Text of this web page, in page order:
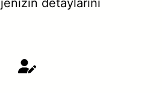
detaylarını